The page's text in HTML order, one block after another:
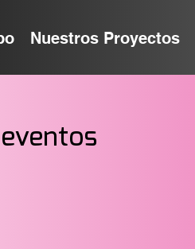
Nuestros Proyectos